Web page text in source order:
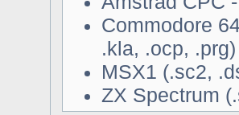
Commodore
.kla, .ocp, .prg)
MSX1 (.sc2,
ZX Spectrum